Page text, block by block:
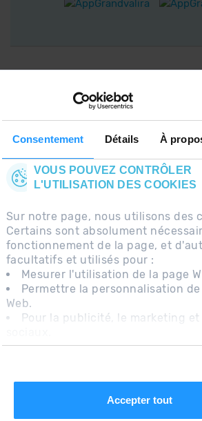
Consentement Détails À
VOUS POUVEZ CONTRÔLER
L'UTILISATION DES COOKIES
Sur notre page, nous utilisons des
Certains sont absolument
fonctionnement de la page, et
facultatifs et utilisés pour :
Mesurer l'utilisation de la page
Permettre la personnalisation de
Web.
Pour la publicité, le marketing et
En cliquant sur « Accepter tout »,
Accepter tout
CONNECTEZ-VOUS À
Suivez-nous sur les Réseaux
CONTACT
QUESTIONS FRÉQUENTES